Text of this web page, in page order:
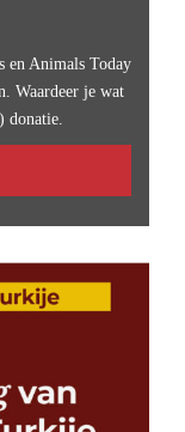
en Animals Today
Waardeer je wat
donatie.